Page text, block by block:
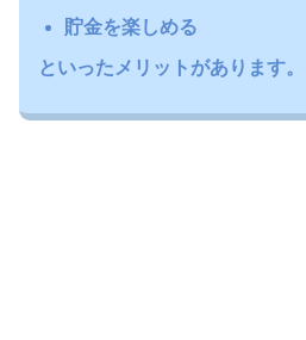
貯金を楽しめる
といったメリットがあります。